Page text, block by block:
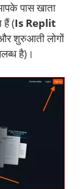
पास खाता
हैं (Is Replit
और शुरुआती लोगों
है)।